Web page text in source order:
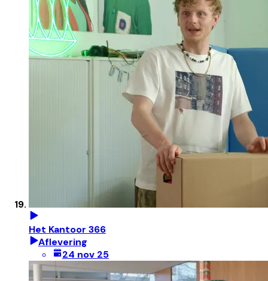
Het Kantoor 366
Aflevering
24 nov 25